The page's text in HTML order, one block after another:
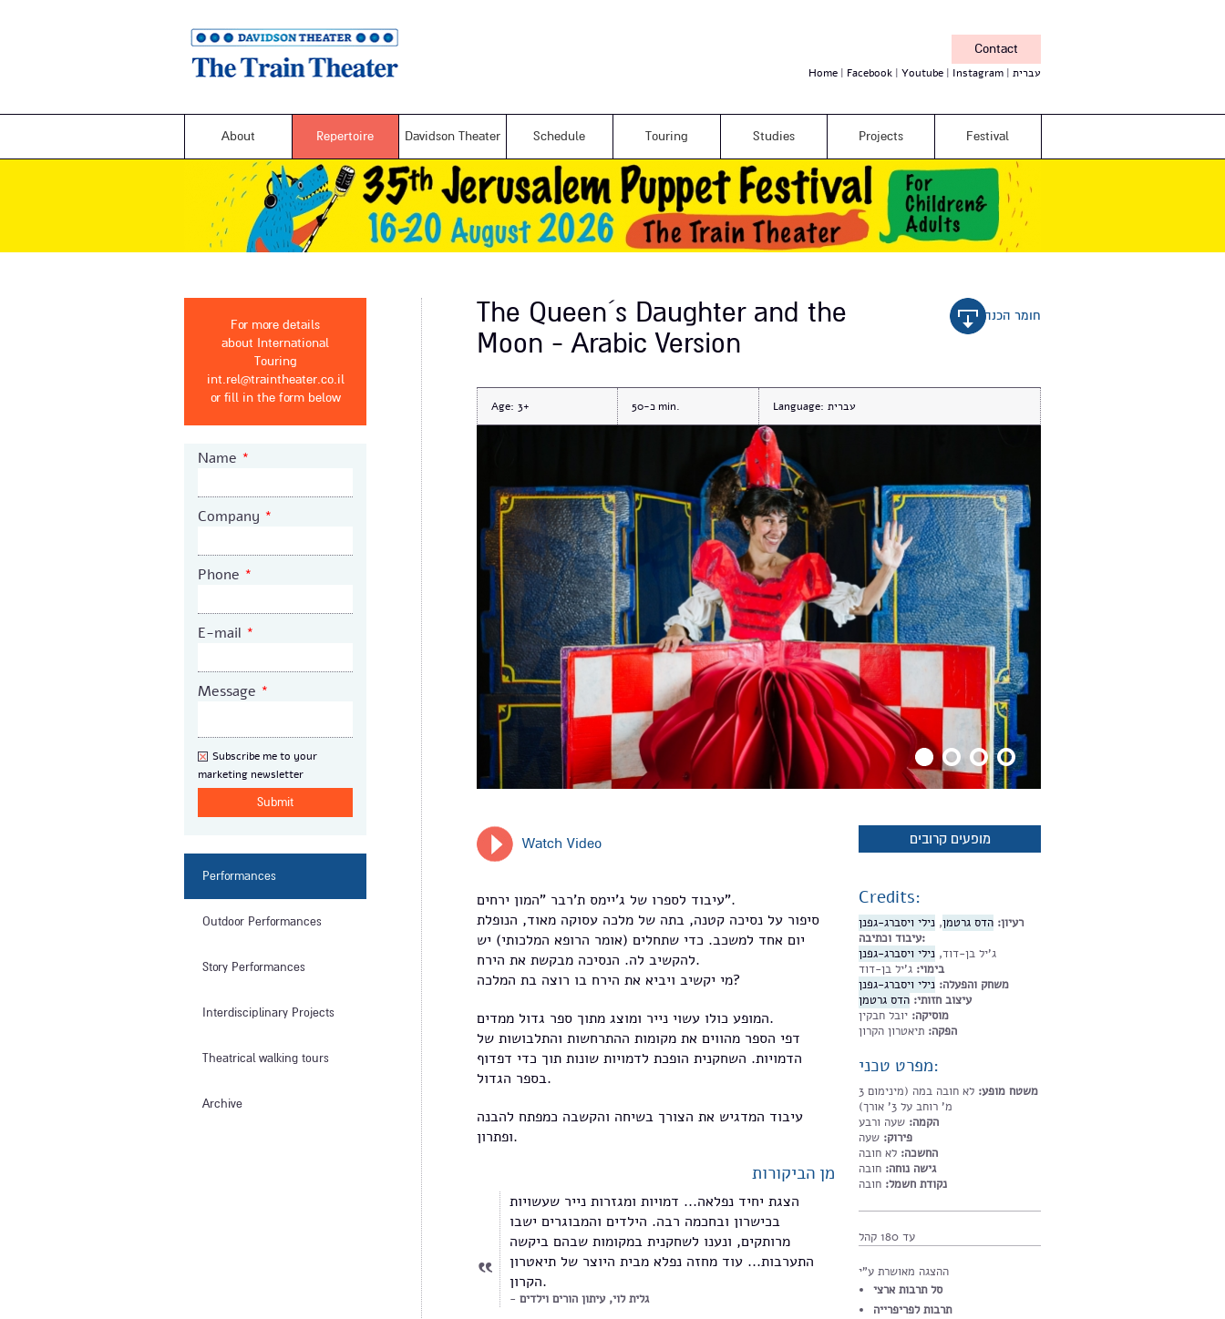
Contact
Home Facebook Youtube Instagram עברית
About Repertoire Davidson Theater Schedule Touring Studies Projects Festival
For more details
about International
Touring
int.rel@traintheater.co.il
or fill in the form below
Name *
Company *
Phone *
E-mail *
Message *
Newsletter
Subscribe me to your
marketing newsletter
Performances
Outdoor Performances
Story Performances
Interdisciplinary Projects
Theatrical walking tours
Archive
The Queen´s Daughter and the
Moon - Arabic Version
חומר הכנה
Age: 3+ כ-50 Language: עברית
Watch Video
עיבוד לספרו של ג'יימס ת'רבר "המון ירחים".
סיפור על נסיכה קטנה, בתה של מלכה עסוקה מאוד, הנופלת
יום אחד למשכב. כדי שתחלים (אומר הרופא המלכותי) יש
להקשיב לה. הנסיכה מבקשת את הירח.
מי יקשיב ויביא את הירח בו רוצה בת המלכה?
המופע כולו עשוי נייר ומוצג מתוך ספר גדול ממדים.
דפי הספר מהווים את מקומות ההתרחשות והתלבושות של
הדמויות. השחקנית הופכת לדמויות שונות תוך כדי דפדוף
בספר הגדול.
עיבוד המדגיש את הצורך בשיחה והקשבה כמפתח להבנה
ופתרון.
מן הביקורות
הצגת יחיד נפלאה... דמויות ומגזרות נייר שעשויות
בכישרון ובחכמה רבה. הילדים והמבוגרים ישבו
מרותקים, ונענו לשחקנית במקומות שבהם ביקשה
התערבות... עוד מחזה נפלא מבית היוצר של תיאטרון
הקרון.
גלית לוי, עיתון הורים וילדים
מופעים קרובים
Credits:
רעיון: הדס גרטמן, נילי ויסברג-גפנן
עיבוד וכתיבה:
ג'יל בן-דוד, נילי ויסברג-גפנן
בימוי: ג'יל בן-דוד
משחק והפעלה: נילי ויסברג-גפנן
עיצוב חזותי: הדס גרטמן
מוסיקה: יובל חבקין
הפקה: תיאטרון הקרון
מפרט טכני:
משטח מופע:
לא חובה במה (מינימום 3
מ' רוחב על 3' אורך)
הקמה: שעה ורבע
פירוק: שעה
החשכה: לא חובה
גישה נוחה: חובה
נקודת חשמל: חובה
ההצגה מאושרת ע"י
סל תרבות ארצי
תרבות לפריפרייה